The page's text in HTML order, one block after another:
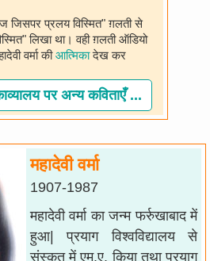
जिसपर प्रलय विस्मित" ग़लती से
लिखा था। वही ग़लती ऑडियो
वर्मा कीआत्मिकादेख कर
पर अन्य कविताएँ ...
महादेवी वर्मा
1907-1987
महादेवी वर्मा का जन्म फर्रुखाबाद में
हुआ| प्रयाग विश्वविद्यालय से
संस्कृत में एम.ए. किया तथा प्रयाग